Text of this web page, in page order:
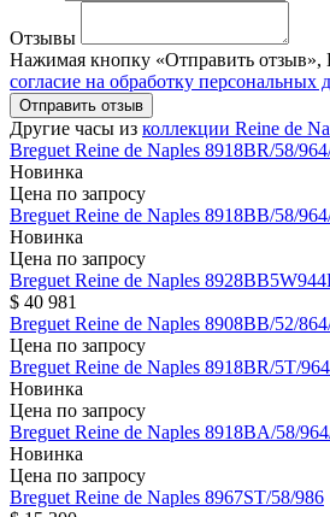
Отзывы
Нажимая кнопку «Отправить отзыв»,
согласие на обработку персональных
Отправить отзыв
Другие часы из коллекции Reine de
Breguet Reine de Naples 8918BR/58/
Новинка
Цена по запросу
Breguet Reine de Naples 8918BB/58/
Новинка
Цена по запросу
Breguet Reine de Naples
$ 40 981
Breguet Reine de Naples 8908BB/52/
Цена по запросу
Breguet Reine de Naples 8918BR/5T/
Новинка
Цена по запросу
Breguet Reine de Naples 8918BA/58/
Новинка
Цена по запросу
Breguet Reine de Naples 8967ST/58/986